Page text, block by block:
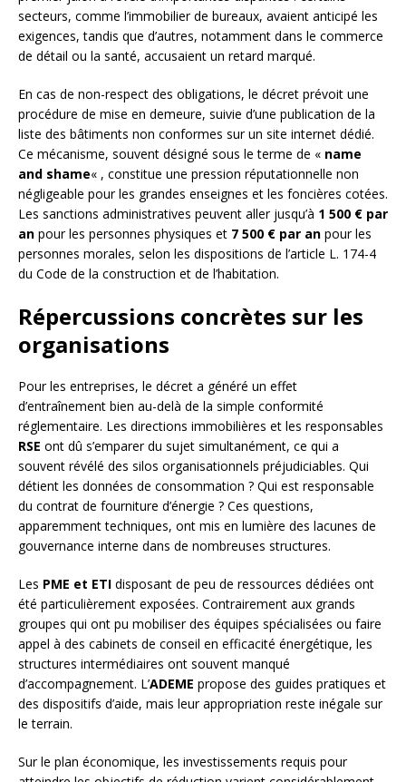
secteurs, comme l’immobilier de bureaux, avaient anticipé les
exigences, tandis que d’autres, notamment dans le commerce
de détail ou la santé, accusaient un retard marqué.
En cas de non-respect des obligations, le décret prévoit une
procédure de mise en demeure, suivie d’une publication de la
liste des bâtiments non conformes sur un site internet dédié.
Ce mécanisme, souvent désigné sous le terme de « name
and shame« , constitue une pression réputationnelle non
négligeable pour les grandes enseignes et les foncières cotées.
Les sanctions administratives peuvent aller jusqu’à 1 500 € par
an pour les personnes physiques et 7 500 € par an pour les
personnes morales, selon les dispositions de l’article L. 174-4
du Code de la construction et de l’habitation.
Répercussions concrètes sur les
organisations
Pour les entreprises, le décret a généré un effet
d’entraînement bien au-delà de la simple conformité
réglementaire. Les directions immobilières et les responsables
RSE ont dû s’emparer du sujet simultanément, ce qui a
souvent révélé des silos organisationnels préjudiciables. Qui
détient les données de consommation ? Qui est responsable
du contrat de fourniture d’énergie ? Ces questions,
apparemment techniques, ont mis en lumière des lacunes de
gouvernance interne dans de nombreuses structures.
Les PME et ETI disposant de peu de ressources dédiées ont
été particulièrement exposées. Contrairement aux grands
groupes qui ont pu mobiliser des équipes spécialisées ou faire
appel à des cabinets de conseil en efficacité énergétique, les
structures intermédiaires ont souvent manqué
d’accompagnement. L’ADEME propose des guides pratiques et
des dispositifs d’aide, mais leur appropriation reste inégale sur
le terrain.
Sur le plan économique, les investissements requis pour